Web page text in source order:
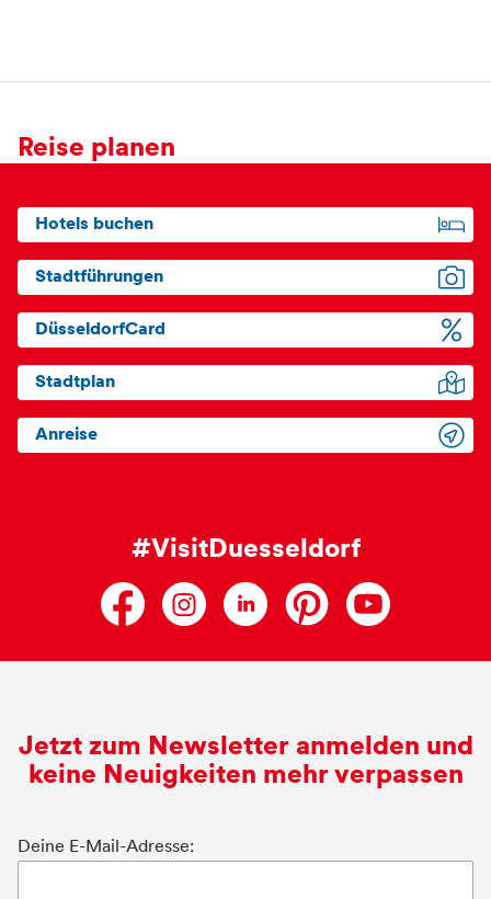
Reise planen
Hotels buchen
Stadtführungen
DüsseldorfCard
Stadtplan
Anreise
#VisitDuesseldorf
Jetzt zum Newsletter anmelden und
keine Neuigkeiten mehr verpassen
Deine E-Mail-Adresse: